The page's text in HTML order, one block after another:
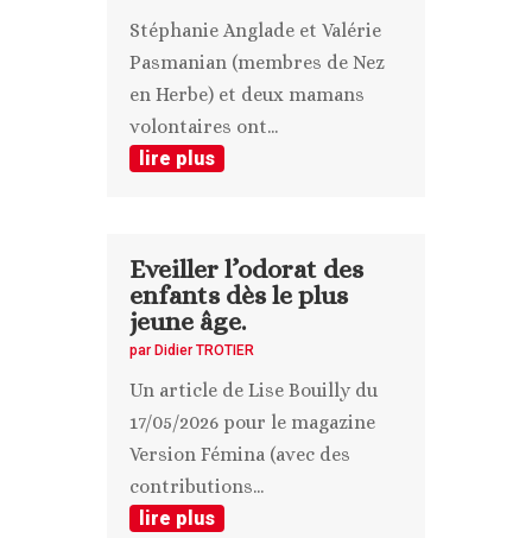
Stéphanie Anglade et Valérie
Pasmanian (membres de Nez
en Herbe) et deux mamans
volontaires ont...
lire plus
Eveiller l’odorat des
enfants dès le plus
jeune âge.
par Didier TROTIER
Un article de Lise Bouilly du
17/05/2026 pour le magazine
Version Fémina (avec des
contributions...
lire plus